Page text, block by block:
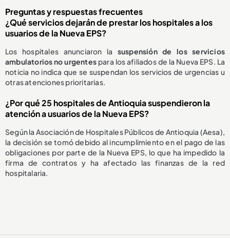
Preguntas y respuestas frecuentes
¿Qué servicios dejarán de prestar los hospitales a los
usuarios de la Nueva EPS?
Los hospitales anunciaron la suspensión de los servicios
ambulatorios no urgentes para los afiliados de la Nueva EPS. La
noticia no indica que se suspendan los servicios de urgencias u
otras atenciones prioritarias.
¿Por qué 25 hospitales de Antioquia suspendieron la
atención a usuarios de la Nueva EPS?
Según la Asociación de Hospitales Públicos de Antioquia (Aesa),
la decisión se tomó debido al incumplimiento en el pago de las
obligaciones por parte de la Nueva EPS, lo que ha impedido la
firma de contratos y ha afectado las finanzas de la red
hospitalaria.